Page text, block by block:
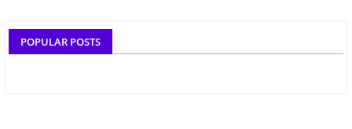
POPULAR POSTS